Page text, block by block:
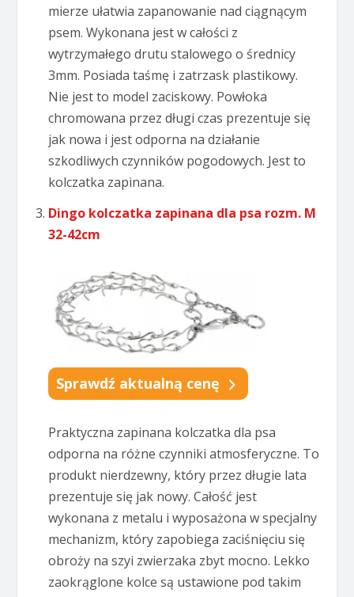
mierze ułatwia zapanowanie nad ciągnącym
psem. Wykonana jest w całości z
wytrzymałego drutu stalowego o średnicy
3mm. Posiada taśmę i zatrzask plastikowy.
Nie jest to model zaciskowy. Powłoka
chromowana przez długi czas prezentuje się
jak nowa i jest odporna na działanie
szkodliwych czynników pogodowych. Jest to
kolczatka zapinana.
Dingo kolczatka zapinana dla psa rozm. M
32-42cm
Sprawdź aktualną cenę
Praktyczna zapinana kolczatka dla psa
odporna na różne czynniki atmosferyczne. To
produkt nierdzewny, który przez długie lata
prezentuje się jak nowy. Całość jest
wykonana z metalu i wyposażona w specjalny
mechanizm, który zapobiega zaciśnięciu się
obroży na szyi zwierzaka zbyt mocno. Lekko
zaokrąglone kolce są ustawione pod takim